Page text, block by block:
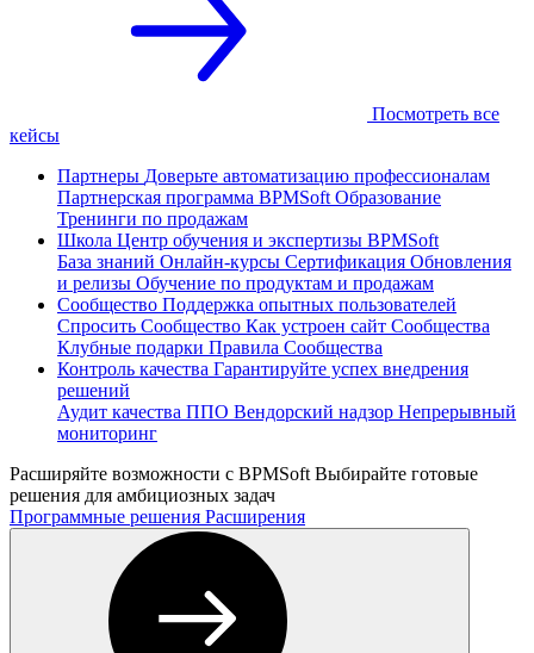
Посмотреть все
кейсы
Партнеры Доверьте автоматизацию профессионалам
Партнерская программа BPMSoft Образование
Тренинги по продажам
Школа Центр обучения и экспертизы BPMSoft
База знаний Онлайн-курсы Сертификация Обновления
и релизы Обучение по продуктам и продажам
Сообщество Поддержка опытных пользователей
Спросить Сообщество Как устроен сайт Сообщества
Клубные подарки Правила Сообщества
Контроль качества Гарантируйте успех внедрения
решений
Аудит качества ППО Вендорский надзор Непрерывный
мониторинг
Расширяйте возможности с BPMSoft Выбирайте готовые
решения для амбициозных задач
Программные решения Расширения